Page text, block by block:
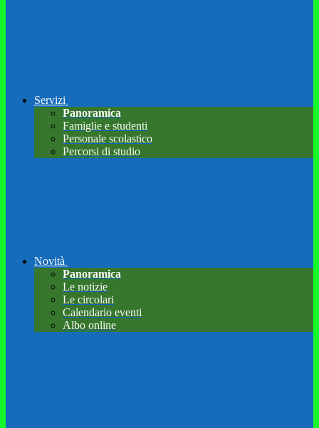
Servizi
Panoramica
Famiglie e studenti
Personale scolastico
Percorsi di studio
Novità
Panoramica
Le notizie
Le circolari
Calendario eventi
Albo online